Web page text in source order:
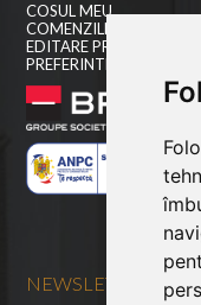
COSUL MEU
COMENZILE MELE
EDITARE PROFIL
PREFERINTE COOKIES
NEWSLETTER